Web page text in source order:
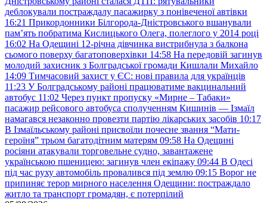
деблокували постраждалу пасажирку з понівеченої автівки
16:21 Прикордонники Білгорода-Дністровського вшанували
пам’ять побратима Кислицького Олега, полеглого у 2014 році
16:02 На Одещині 12-річна дівчинка вистрибнула з балкона
сьомого поверху багатоповерхівки 14:58 На передовій загинув
молодий захисник з Болградської громади Кишлали Михайло
14:09 Тимчасовий захист у ЄС: нові правила для українців
11:23 У Болградському районі працюватиме вакцинальний
автобус 11:02 Через пункт пропуску «Мирне – Табаки»
пасажир рейсового автобуса сполученням Кишинів — Ізмаїл
намагався незаконно провезти партію лікарських засобів 10:17
В Ізмаїльському районі присвоїли почесне звання “Мати-
героїня” трьом багатодітним матерям 09:58 На Одещині
росіяни атакували торговельне судно, завантажене
українською пшеницею: загинув член екіпажу 09:44 В Одесі
під час руху автомобіль провалився під землю 09:15 Ворог не
припиняє терор мирного населення Одещини: постраждало
житло та транспорт громадян, є потерпілий